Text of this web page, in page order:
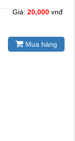
Giá: 20,000 vnđ
Mua hàng